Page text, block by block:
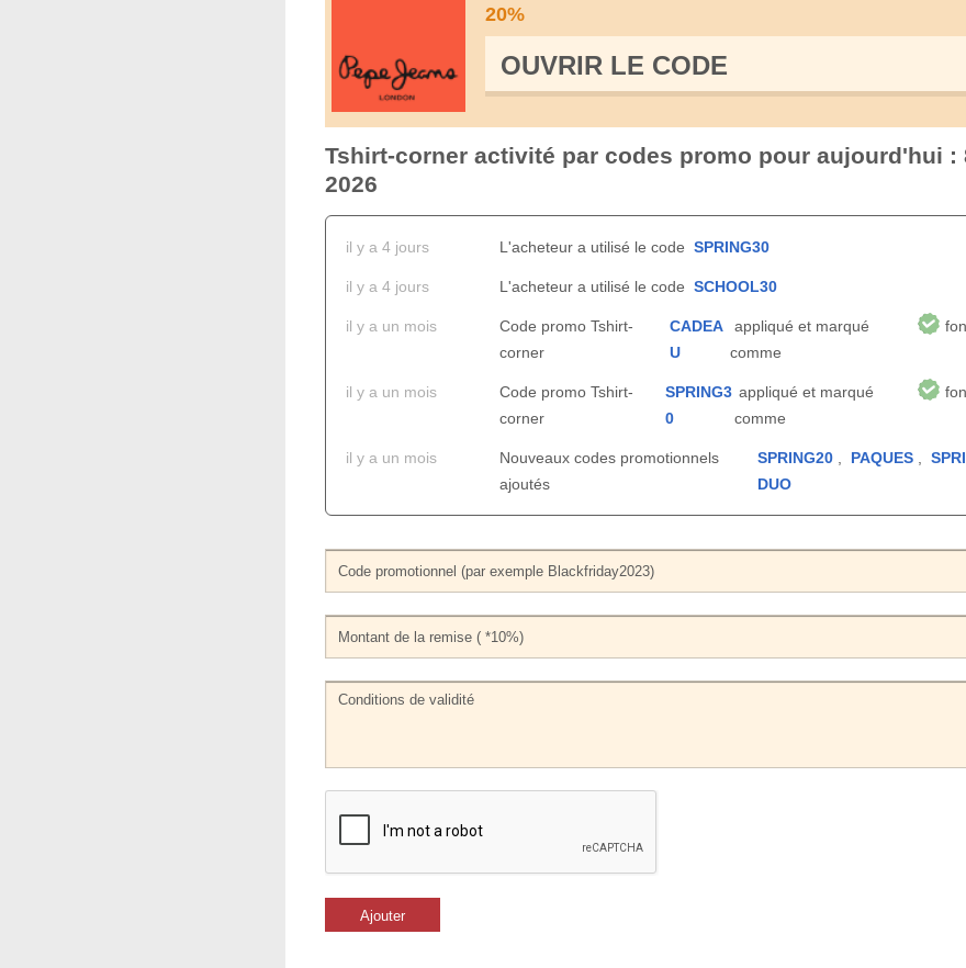
20%
OUVRIR LE СODE
Tshirt-corner activité par codes promo pour aujourd'hui :
2026
il y a 4 jours L'acheteur a utilisé le code SPRING30
il y a 4 jours L'acheteur a utilisé le code SCHOOL30
il y a un mois
Code promo Tshirt-
corner
CADEA
U
appliqué et marqué
comme
il y a un mois
Code promo Tshirt-
corner
SPRING3
0
appliqué et marqué
comme
il y a un mois
Nouveaux codes promotionnels
ajoutés
SPRING20, PAQUES,
DUO
Ajouter